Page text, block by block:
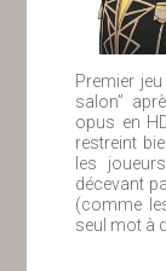
Premier
salon”
opus en
restreint
les
décevant
(comme
seul mot à